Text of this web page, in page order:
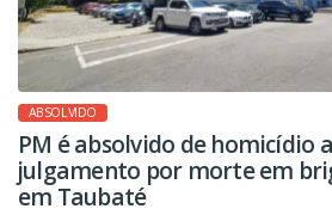
ABSOLVIDO
PM é absolvido de homicídio
julgamento por morte em
em Taubaté